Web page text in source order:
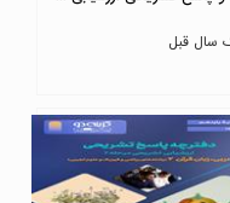
سال قبل